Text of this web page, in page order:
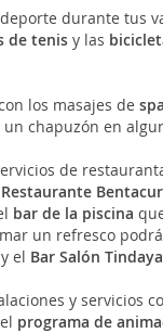
durante tus
de tenis y las
los masajes despa
chapuzón en
de
Restaurante
bar de la piscina
un refresco
el Bar Salón Tindaya
y servicios
programa de